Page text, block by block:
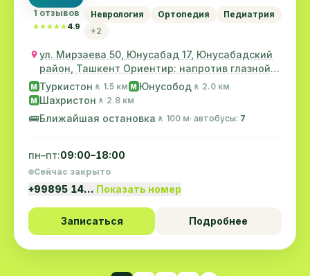
1 отзывов
★★★★★
★★★★★4.9
Неврология Ортопедия
Педиатрия
+2
ул. Мирзаева 50, Юнусабад 17, Юнусабадский
район, Ташкент Ориентир: напротив глазной
клини...
M Туркистон 🚶 1.5 км M Юнусобод 🚶 2.0 км
M Шахристон 🚶 2.8 км
🚌Ближайшая остановка 🚶 100 м· автобусы: 7
пн–пт:09:00–18:00
Сейчас закрыто
+99895 14… Показать номер
Записаться Подробнее